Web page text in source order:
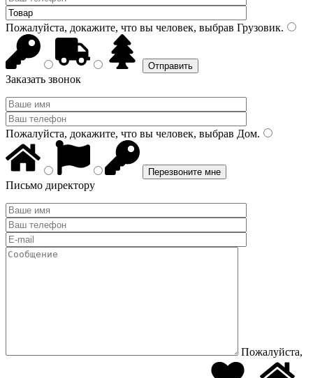
Пожалуйста, докажите, что вы человек, выбрав Грузовик.
Заказать звонок
Пожалуйста, докажите, что вы человек, выбрав Дом.
Письмо директору
Пожалуйста,